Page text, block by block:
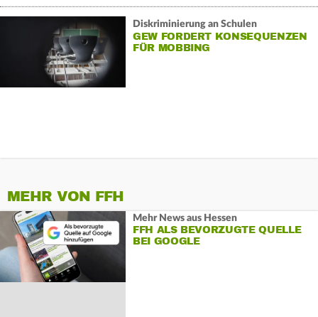
Diskriminierung an Schulen
GEW FORDERT KONSEQUENZEN
FÜR MOBBING
MEHR VON FFH
Mehr News aus Hessen
FFH ALS BEVORZUGTE QUELLE
BEI GOOGLE